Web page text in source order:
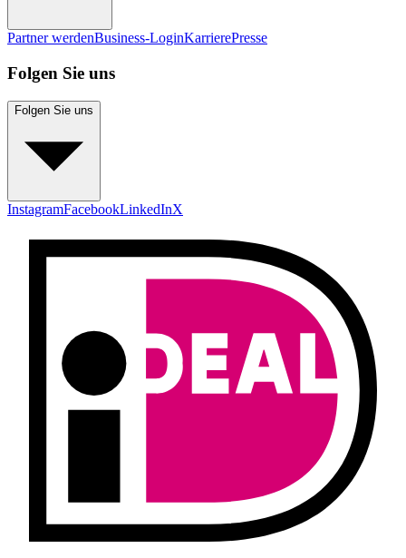
Partner werdenBusiness-LoginKarrierePresse
Folgen Sie uns
Folgen Sie uns
InstagramFacebookLinkedInX